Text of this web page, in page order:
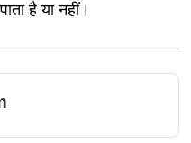
है या नहीं।